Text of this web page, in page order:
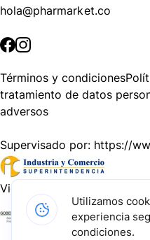
hola@pharmarket.co
Términos y condiciones
tratamiento de datos
adversos
Supervisado por: https://
Vigilado por:
Gracias a nuestros
Utilizamos
experiencia
condiciones.